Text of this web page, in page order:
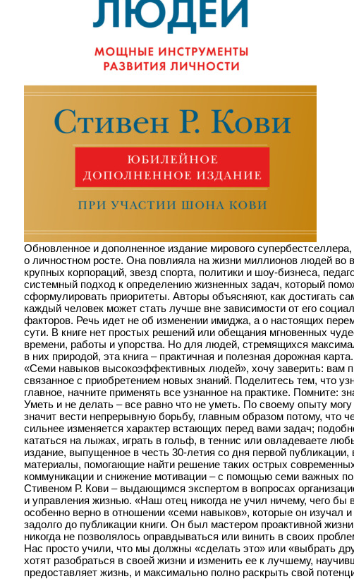
Обновленное и дополненное издание мирового
о личностном росте. Она повлияла на жизни миллионов людей во
крупных корпораций, звезд спорта, политики и шоу-бизнеса,
системный подход к определению жизненных задач, который
сформулировать приоритеты. Авторы объясняют, как достигать
каждый человек может стать лучше вне зависимости от его
факторов. Речь идет не об изменении имиджа, а о настоящих
сути. В книге нет простых решений или обещания мгновенных
времени, работы и упорства. Но для людей, стремящихся
в них природой, эта книга – практичная и полезная дорожная
«Семи навыков высокоэффективных людей», хочу заверить: вам
связанное с приобретением новых знаний. Поделитесь тем, что
главное, начните применять все узнанное на практике. Помните:
Уметь и не делать – все равно что не уметь. По своему опыту
значит вести непрерывную борьбу, главным образом потому, что
сильнее изменяется характер встающих перед вами задач;
кататься на лыжах, играть в гольф, в теннис или овладеваете
издание, выпущенное в честь 30-летия со дня первой
материалы, помогающие найти решение таких острых
коммуникации и снижение мотивации – с помощью семи важных
Стивеном Р. Кови – выдающимся экспертом в вопросах
и управления жизнью. «Наш отец никогда не учил ничему, чего
особенно верно в отношении «семи навыков», которые он изучал
задолго до публикации книги. Он был мастером проактивной
никогда не позволялось оправдываться или винить в своих
Нас просто учили, что мы должны «сделать это» или «выбрать
хотят разобраться в своей жизни и изменить ее к лучшему,
предоставляет жизнь, и максимально полно раскрыть свой